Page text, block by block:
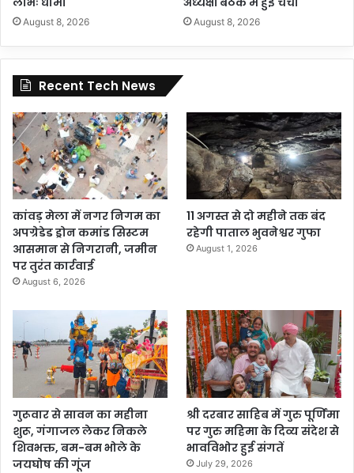
August 8, 2026 August 8, 2026
Recent Tech News
कांवड़ मेला में नगर निगम का
अपग्रेडेड ड्रोन कमांड सिस्टम
आसमान से निगरानी, जमीन
पर तुरंत कार्रवाई
August 6, 2026
11 अगस्त से दो महीने तक बंद
रहेगी पाताल भुवनेश्वर गुफा
August 1, 2026
गुरूवार से सावन का महीना
शुरू, गंगाजल लेकर निकले
शिवभक्त, बम-बम भोले के
जयघोष की गूंज
श्री दरबार साहिब में गुरु पूर्णिमा
पर गुरु महिमा के दिव्य संदेश से
भावविभोर हुई संगतें
July 29, 2026